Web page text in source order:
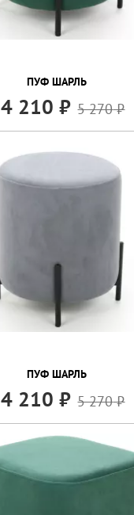
ПУФ ШАРЛЬ
4 210 5 270
ПУФ ШАРЛЬ
4 210 5 270